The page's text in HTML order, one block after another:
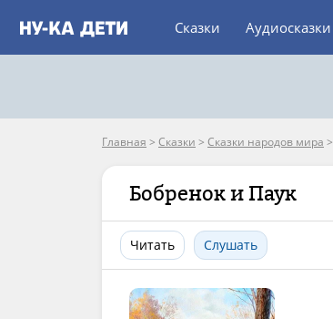
Сказки Аудиосказки
Главная > Сказки > Сказки народов мира >
Бобренок и Паук
Читать Слушать